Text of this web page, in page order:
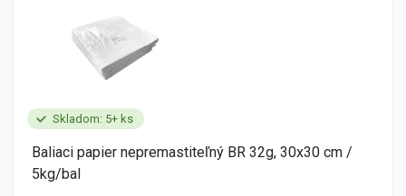
Skladom: 5+ ks
Baliaci papier nepremastiteľný BR 32g, 30x30 cm /
5kg/bal